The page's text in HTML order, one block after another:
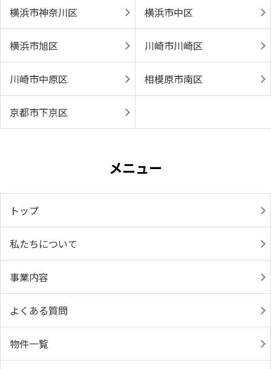
横浜市神奈川区 横浜市中区
横浜市旭区 川崎市川崎区
川崎市中原区 相模原市南区
京都市下京区
メニュー
トップ
私たちについて
事業内容
よくある質問
物件一覧